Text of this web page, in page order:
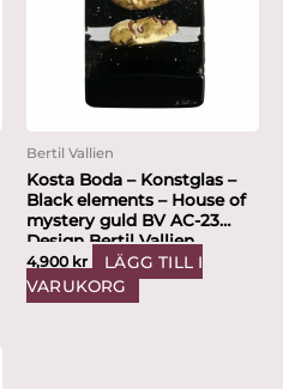
Bertil Vallien
Kosta Boda – Konstglas –
Black elements – House of
mystery guld BV AC-23
Design Bertil Vallien
4,900 kr
LÄGG TILL I
VARUKORG